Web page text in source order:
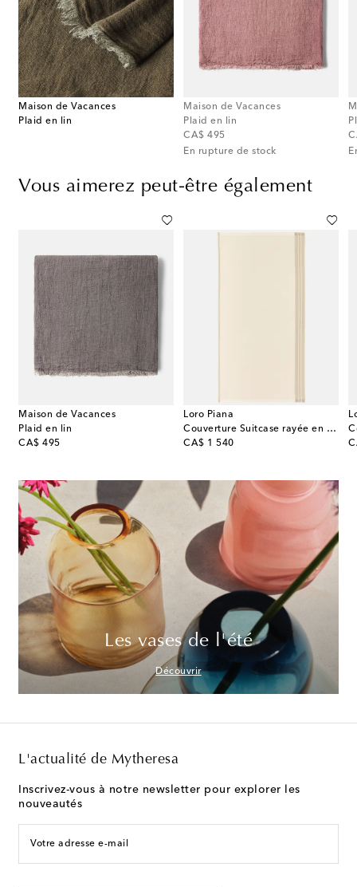
Maison de Vacances
Plaid en lin
Maison de Vacances
Plaid en lin
CA$ 495
original price
En rupture de stock
Vous aimerez peut-être également
Maison de Vacances
Plaid en lin
CA$ 495
original price
Loro Piana
Couverture Suitcase rayée en coton et cachemire
CA$ 1 540
original price
Les vases de l'été
Découvrir
L'actualité de Mytheresa
Inscrivez-vous à notre newsletter pour explorer les
nouveautés
Votre adresse e-mail